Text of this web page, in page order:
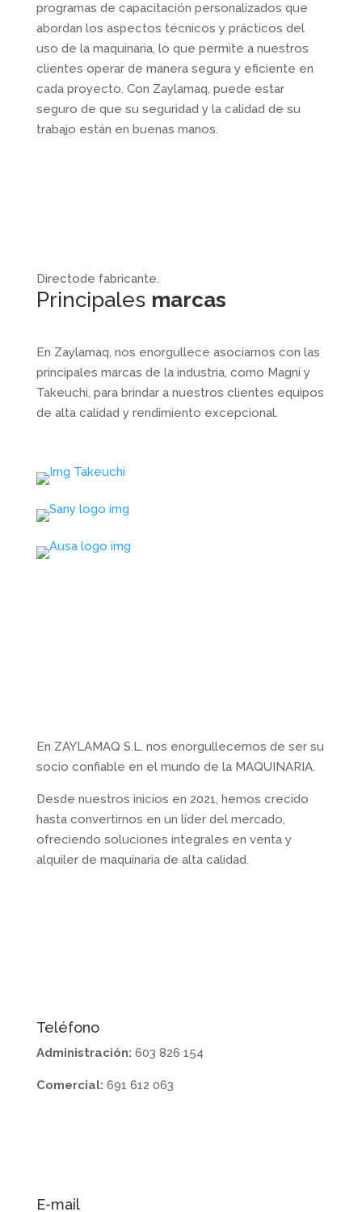
programas de capacitación personalizados que
abordan los aspectos técnicos y prácticos del
uso de la maquinaria, lo que permite a nuestros
clientes operar de manera segura y eficiente en
cada proyecto. Con Zaylamaq, puede estar
seguro de que su seguridad y la calidad de su
trabajo están en buenas manos.
Directode fabricante.
Principales marcas
En Zaylamaq, nos enorgullece asociarnos con las
principales marcas de la industria, como Magni y
Takeuchi, para brindar a nuestros clientes equipos
de alta calidad y rendimiento excepcional.
En ZAYLAMAQ S.L. nos enorgullecemos de ser su
socio confiable en el mundo de la MAQUINARIA.
Desde nuestros inicios en 2021, hemos crecido
hasta convertirnos en un líder del mercado,
ofreciendo soluciones integrales en venta y
alquiler de maquinaria de alta calidad.
Teléfono
Administración: 603 826 154
Comercial: 691 612 063
E-mail